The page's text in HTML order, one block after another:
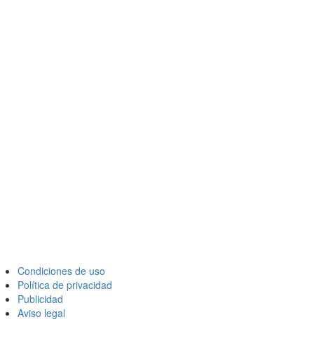
Condiciones de uso
Política de privacidad
Publicidad
Aviso legal